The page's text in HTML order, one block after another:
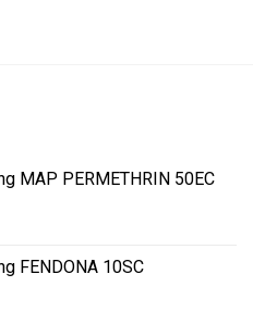
MAP PERMETHRIN 50EC
FENDONA 10SC